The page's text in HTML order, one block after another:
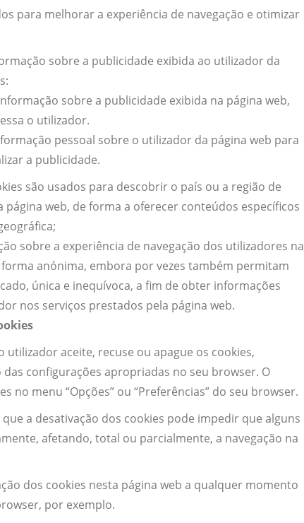
para melhorar a experiência de navegação e otimizar
sobre a publicidade exibida ao utilizador da
sobre a publicidade exibida na página web,
o utilizador.
pessoal sobre o utilizador da página web para
a publicidade.
são usados para descobrir o país ou a região de
página web, de forma a oferecer conteúdos específicos
sobre a experiência de navegação dos utilizadores na
anónima, embora por vezes também permitam
única e inequívoca, a fim de obter informações
nos serviços prestados pela página web.
aceite, recuse ou apague os cookies,
configurações apropriadas no seu browser. O
no menu “Opções” ou “Preferências” do seu browser.
a desativação dos cookies pode impedir que alguns
afetando, total ou parcialmente, a navegação na
dos cookies nesta página web a qualquer momento
por exemplo.